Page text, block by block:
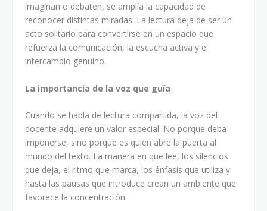
imaginan o debaten, se amplía la capacidad de
reconocer distintas miradas. La lectura deja de ser un
acto solitario para convertirse en un espacio que
refuerza la comunicación, la escucha activa y el
intercambio genuino.
La importancia de la voz que guía
Cuando se habla de lectura compartida, la voz del
docente adquiere un valor especial. No porque deba
imponerse, sino porque es quien abre la puerta al
mundo del texto. La manera en que lee, los silencios
que deja, el ritmo que marca, los énfasis que utiliza y
hasta las pausas que introduce crean un ambiente que
favorece la concentración.